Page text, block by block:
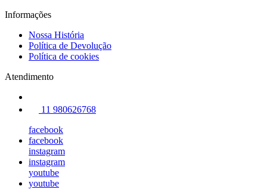
Informações
Nossa História
Política de Devolução
Política de cookies
Atendimento
11 980626768
facebook
facebook
instagram
instagram
youtube
youtube